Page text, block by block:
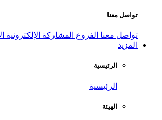
تواصل معنا
تواصل معنا الفروع المشاركة الإلكترونية
المزيد
الرئيسية
الرئيسية
الهيئة